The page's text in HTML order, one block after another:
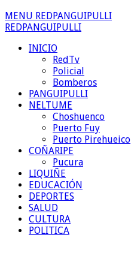
MENU REDPANGUIPULLI
REDPANGUIPULLI
INICIO
RedTv
Policial
Bomberos
PANGUIPULLI
NELTUME
Choshuenco
Puerto Fuy
Puerto Pirehueico
COÑARIPE
Pucura
LIQUIÑE
EDUCACIÓN
DEPORTES
SALUD
CULTURA
POLITICA